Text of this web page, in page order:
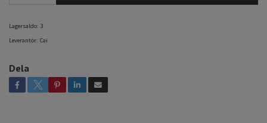
Lagersaldo: 3
Leverantör: Cai
Dela